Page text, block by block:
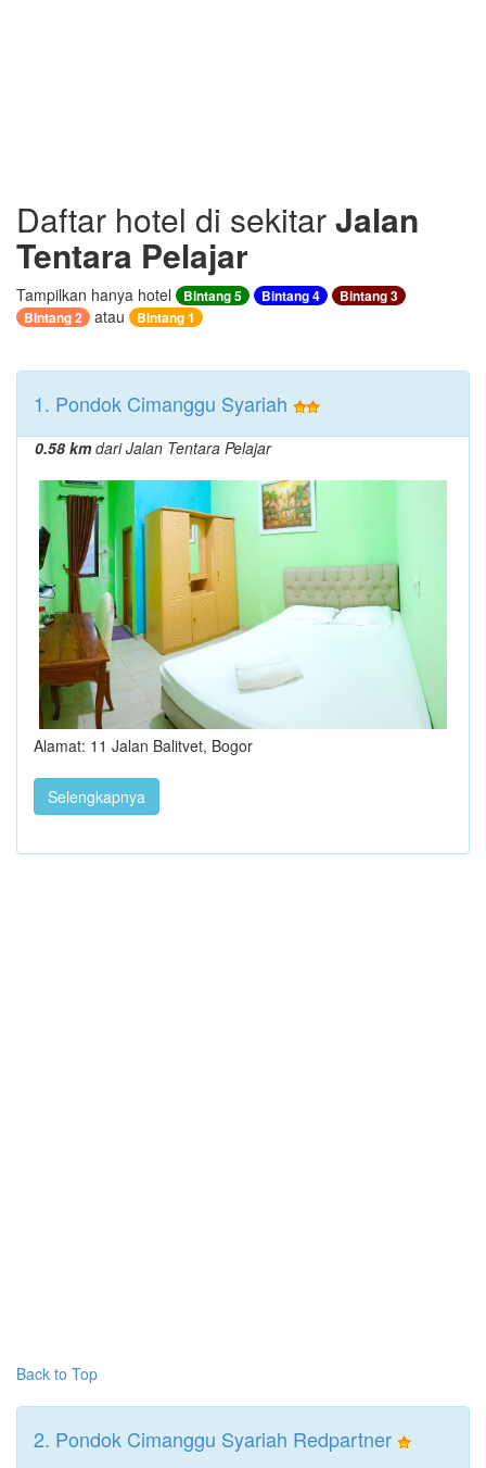
Daftar hotel di sekitarJalan
Tentara Pelajar
Tampilkan hanya hotel Bintang 5 Bintang 4
Bintang 3
Bintang 2
atau Bintang 1
1. Pondok Cimanggu Syariah
0.58 kmdari Jalan Tentara Pelajar
Alamat: 11 Jalan Balitvet, Bogor
Selengkapnya
Back to Top
2. Pondok Cimanggu Syariah Redpartner